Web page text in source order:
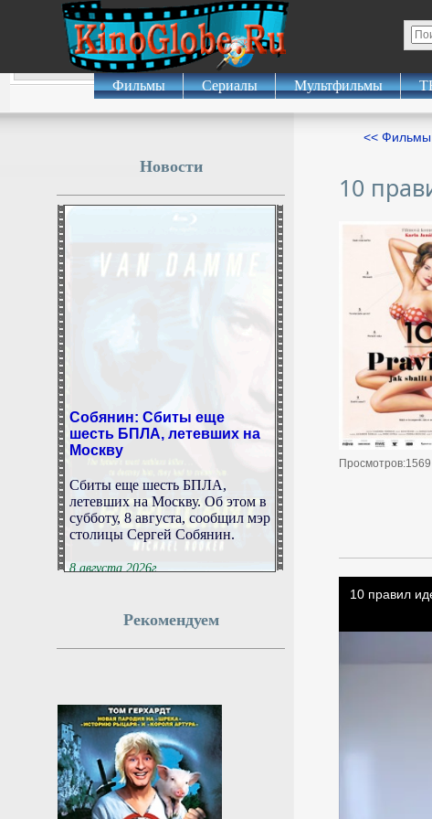
Фильмы Сериалы Мультфильмы
<< Фильмы
10
Просмотров:1569
Новости
Собянин: Сбиты еще
шесть БПЛА, летевших на
Москву
летевших на Москву. Об этом в
субботу, 8 августа, сообщил мэр
столицы Сергей Собянин.
05:50:17
Военная подготовка и
Российских школьников с 1
сентября ждут изменения в
учебной программе и
организации образовательного
процесса. Как рассказал РИА
«Новости» глава
Минпросвещения Сергей
Рекомендуем